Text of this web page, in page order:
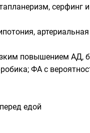
серфинг
повышением АД,
ФА с
едой